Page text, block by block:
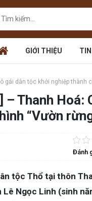
GIỚI THIỆU
gái dân tộc khởi nghiệp thành
Thanh Hoá:
“Vườn
Đánh
tộc Thổ tại thôn
Lê Ngọc Linh (sinh